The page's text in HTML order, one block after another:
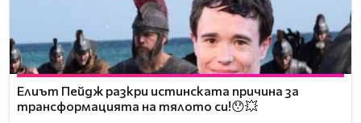
Елиът Пейдж разкри истинската причина за
трансформацията на тялото си!😯💥